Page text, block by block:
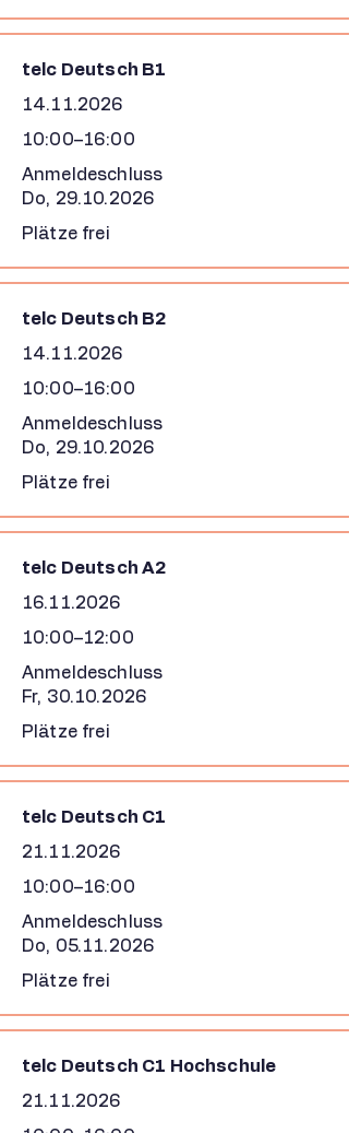
telc Deutsch B1
14.11.2026
10:00–16:00
Anmeldeschluss
Do, 29.10.2026
Plätze frei
telc Deutsch B2
14.11.2026
10:00–16:00
Anmeldeschluss
Do, 29.10.2026
Plätze frei
telc Deutsch A2
16.11.2026
10:00–12:00
Anmeldeschluss
Fr, 30.10.2026
Plätze frei
telc Deutsch C1
21.11.2026
10:00–16:00
Anmeldeschluss
Do, 05.11.2026
Plätze frei
telc Deutsch C1 Hochschule
21.11.2026